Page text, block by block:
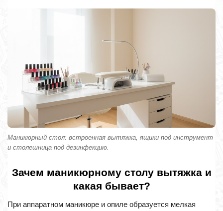
Маникюрный стол: встроенная вытяжка, ящики под инструмент
и столешница под дезинфекцию.
Зачем маникюрному столу вытяжка и
какая бывает?
При аппаратном маникюре и опиле образуется мелкая